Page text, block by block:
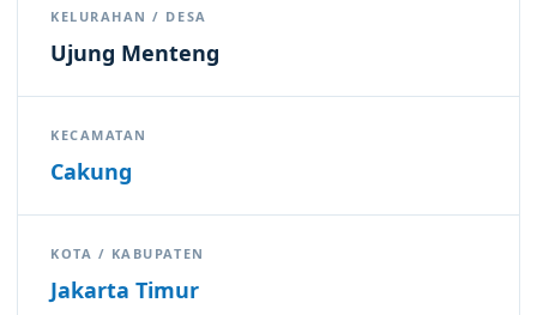
KELURAHAN / DESA
Ujung Menteng
KECAMATAN
Cakung
KOTA / KABUPATEN
Jakarta Timur